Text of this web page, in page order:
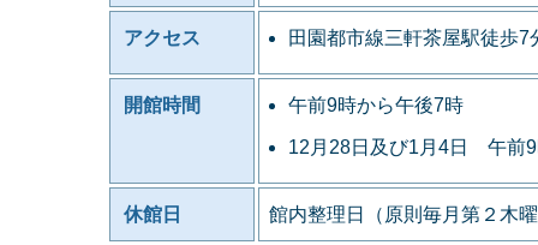
アクセス 田園都市線三軒茶屋駅徒歩7
開館時間 午前9時から午後7時
12月28日及び1月4日 午前
休館日 館内整理日（原則毎月第２木